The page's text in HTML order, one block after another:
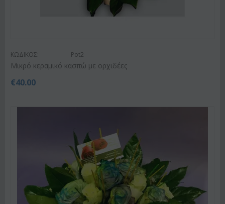
ΚΩΔΙΚΟΣ: Pot2
Mικρό κεραμικό κασπώ με ορχιδέες
€40.00